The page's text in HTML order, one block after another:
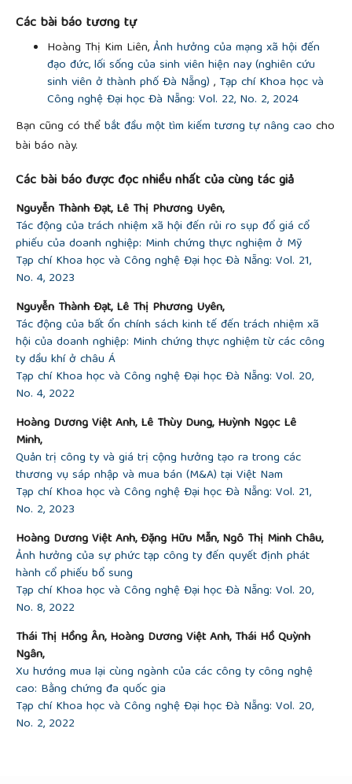
Conference Proceedings,
Kansas City, 2011, pp. 145–196.
[16] M. Reinhart and K. S. Rogoff, “GROWTHin a
time ofDEBT”, American Economic Review, vol. 100,
no. 2, pp. 573–78, 2010.
[17]Kumar and J. Woo, “PublicDEBTand GROWTH”
IMF Working Paper
, no. 2010/174, 2010.
[18] S. Andrade and A. P. Duarte, “Crowding-in and
Crowding-out Effects of Public
Portuguese Economy”,
International Review of
Applied Economics,vol. 30, no. 4, pp. 488–506,
2016.
[19]Pegkas, “The Effect of GovernmentDEBT and
Other Determinants on EconomicGROWTH: The
Greek Experience”,Economies,vol. 6, no. 1, pp. 1-19,
2018.
finance panel data sets: Comparing approaches”,
Review of Financial Studies , vol. 22, pp. 435-480,
2009.
[21]D. N. Gujarati,
New York: McGraw-Hill, 2003.
Các bài báo tương tự
Hoàng Thị Kim Liên,Ảnh hưởng của mạng xã hội đến
đạo đức, lối sống của sinh viên hiện nay (nghiên cứu
sinh viên ở thành phố Đà Nẵng) , Tạp chí Khoa học và
Công nghệ Đại học Đà Nẵng: Vol. 22, No. 2, 2024
Bạn cũng có thểbắt đầu một tìm kiếm tương tự nâng cao cho
bài báo này.
Các bài báo được đọc nhiều nhất của cùng tác giả
Nguyễn Thành Đạt, Lê Thị Phương Uyên,
Tác động của trách nhiệm xã hội đến rủi ro sụp đổ giá cổ
phiếu của doanh nghiệp: Minh chứng thực nghiệm ở Mỹ
Tạp chí Khoa học và Công nghệ Đại học Đà Nẵng: Vol. 21,
No. 4, 2023
Nguyễn Thành Đạt, Lê Thị Phương Uyên,
Tác động của bất ổn chính sách kinh tế đến trách nhiệm xã
hội của doanh nghiệp: Minh chứng thực nghiệm từ các công
ty dầu khí ở châu Á
Tạp chí Khoa học và Công nghệ Đại học Đà Nẵng: Vol. 20,
No. 4, 2022
Hoàng Dương Việt Anh, Lê Thùy Dung, Huỳnh Ngọc Lê
Minh,
Quản trị công ty và giá trị cộng hưởng tạo ra trong các
thương vụ sáp nhập và mua bán (M&A) tại Việt Nam
Tạp chí Khoa học và Công nghệ Đại học Đà Nẵng: Vol. 21,
No. 2, 2023
Hoàng Dương Việt Anh, Đặng Hữu Mẫn, Ngô Thị Minh Châu,
Ảnh hưởng của sự phức tạp công ty đến quyết định phát
hành cổ phiếu bổ sung
Tạp chí Khoa học và Công nghệ Đại học Đà Nẵng: Vol. 20,
No. 8, 2022
Thái Thị Hồng Ân, Hoàng Dương Việt Anh, Thái Hồ Quỳnh
Ngân,
Xu hướng mua lại cùng ngành của các công ty công nghệ
cao: Bằng chứng đa quốc gia
Tạp chí Khoa học và Công nghệ Đại học Đà Nẵng: Vol. 20,
No. 2, 2022